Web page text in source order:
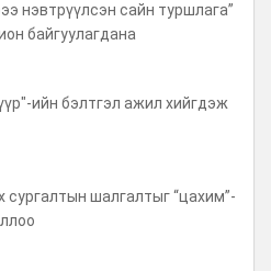
нэвтрүүлсэн сайн туршлага”
байгуулагдана
ийн бэлтгэл ажил хийгдэж
сургалтын шалгалтыг “цахим”-